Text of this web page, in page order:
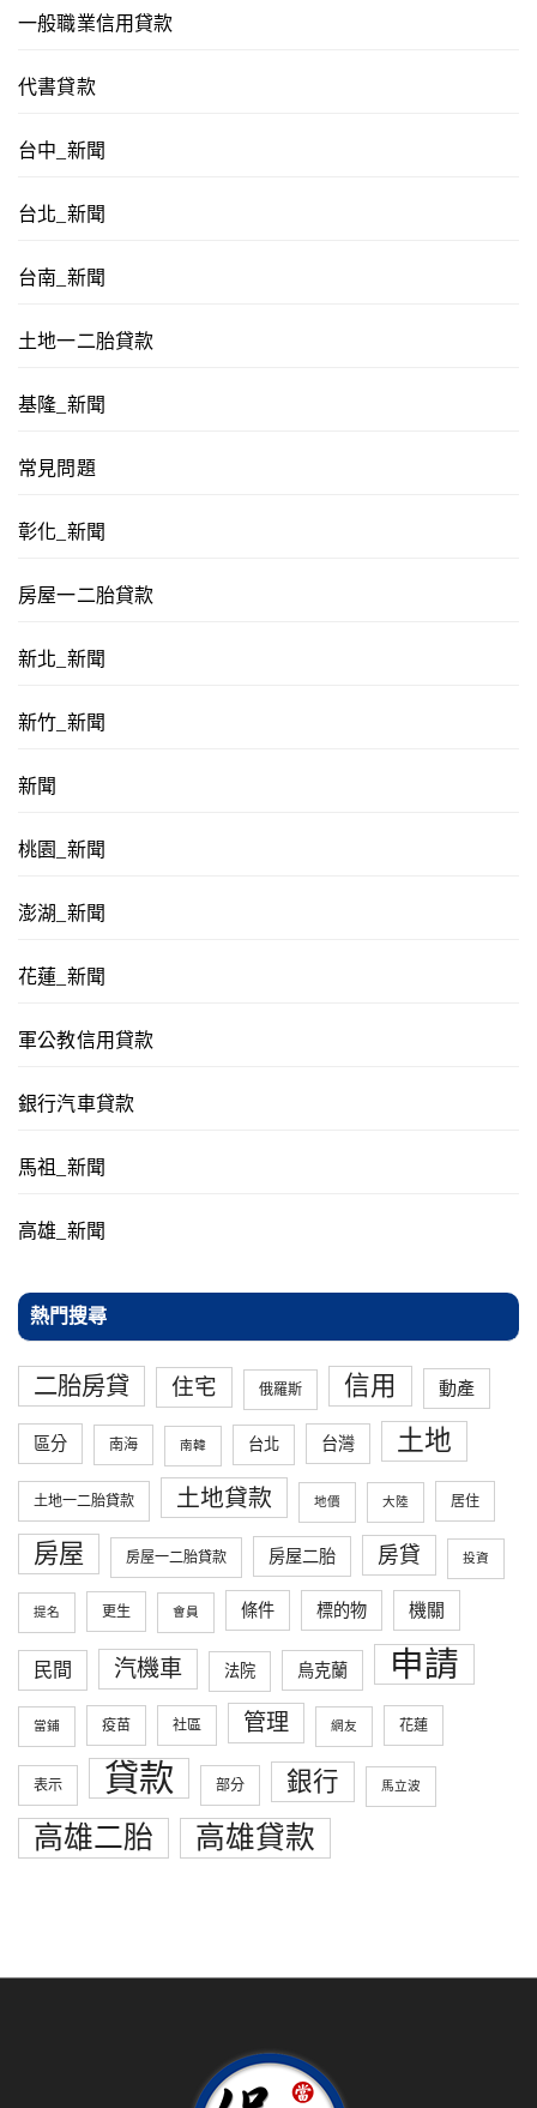
一般職業信用貸款
代書貸款
台中_新聞
台北_新聞
台南_新聞
土地一二胎貸款
基隆_新聞
常見問題
彰化_新聞
房屋一二胎貸款
新北_新聞
新竹_新聞
新聞
桃園_新聞
澎湖_新聞
花蓮_新聞
軍公教信用貸款
銀行汽車貸款
馬祖_新聞
高雄_新聞
熱門搜尋
二胎房貸 住宅 俄羅斯 信用 動產
區分 南海 南韓 台北 台灣 土地
土地一二胎貸款 土地貸款 地價 大陸 居住
房屋 房屋一二胎貸款 房屋二胎 房貸 投資
提名 更生 會員 條件 標的物 機關
民間 汽機車 法院 烏克蘭 申請
當鋪 疫苗 社區 管理 網友 花蓮
表示 貸款 部分 銀行 馬立波
高雄二胎 高雄貸款